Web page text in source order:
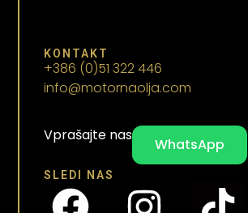
KONTAKT
+386 (0)51 322 446
info@motornaolja.com
Vprašajte nas
WhatsApp
SLEDI NAS